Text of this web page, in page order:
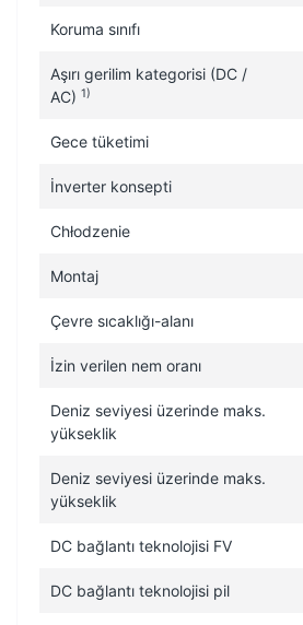
Koruma sınıfı
Aşırı gerilim kategorisi (DC /
AC) 1)
Gece tüketimi
İnverter konsepti
Chłodzenie
Montaj
Çevre sıcaklığı-alanı
İzin verilen nem oranı
Deniz seviyesi üzerinde maks.
yükseklik
Deniz seviyesi üzerinde maks.
yükseklik
DC bağlantı teknolojisi FV
DC bağlantı teknolojisi pil